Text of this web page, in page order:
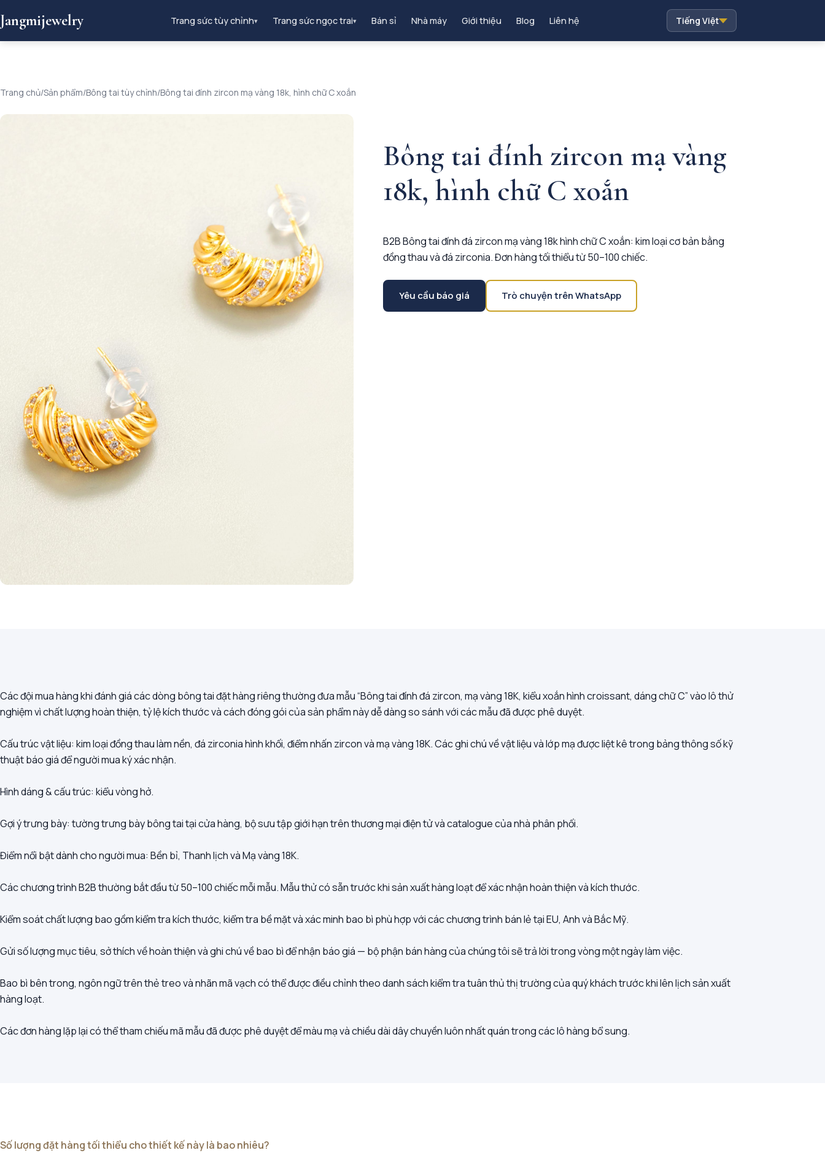
Jangmijewelry Trang sức tùy chỉnh▾ Trang sức ngọc trai▾ Bán sỉ Nhà máy Giới thiệu Blog Liên hệ Tiếng Việt
Trang chủ/Sản phẩm/Bông tai tùy chỉnh/Bông tai đính zircon mạ vàng 18k, hình chữ C xoắn
Bông tai đính zircon mạ vàng
18k, hình chữ C xoắn
B2B Bông tai đính đá zircon mạ vàng 18k hình chữ C xoắn: kim loại cơ bản bằng
đồng thau và đá zirconia. Đơn hàng tối thiểu từ 50–100 chiếc.
Yêu cầu báo giá Trò chuyện trên WhatsApp
Các đội mua hàng khi đánh giá các dòng bông tai đặt hàng riêng thường đưa mẫu “Bông tai đính đá zircon, mạ vàng 18K, kiểu xoắn hình croissant, dáng chữ C” vào lô thử
nghiệm vì chất lượng hoàn thiện, tỷ lệ kích thước và cách đóng gói của sản phẩm này dễ dàng so sánh với các mẫu đã được phê duyệt.
Cấu trúc vật liệu: kim loại đồng thau làm nền, đá zirconia hình khối, điểm nhấn zircon và mạ vàng 18K. Các ghi chú về vật liệu và lớp mạ được liệt kê trong bảng thông số kỹ
thuật báo giá để người mua ký xác nhận.
Hình dáng & cấu trúc: kiểu vòng hở.
Gợi ý trưng bày: tường trưng bày bông tai tại cửa hàng, bộ sưu tập giới hạn trên thương mại điện tử và catalogue của nhà phân phối.
Điểm nổi bật dành cho người mua: Bền bỉ, Thanh lịch và Mạ vàng 18K.
Các chương trình B2B thường bắt đầu từ 50–100 chiếc mỗi mẫu. Mẫu thử có sẵn trước khi sản xuất hàng loạt để xác nhận hoàn thiện và kích thước.
Kiểm soát chất lượng bao gồm kiểm tra kích thước, kiểm tra bề mặt và xác minh bao bì phù hợp với các chương trình bán lẻ tại EU, Anh và Bắc Mỹ.
Gửi số lượng mục tiêu, sở thích về hoàn thiện và ghi chú về bao bì để nhận báo giá — bộ phận bán hàng của chúng tôi sẽ trả lời trong vòng một ngày làm việc.
Bao bì bên trong, ngôn ngữ trên thẻ treo và nhãn mã vạch có thể được điều chỉnh theo danh sách kiểm tra tuân thủ thị trường của quý khách trước khi lên lịch sản xuất
hàng loạt.
Các đơn hàng lặp lại có thể tham chiếu mã mẫu đã được phê duyệt để màu mạ và chiều dài dây chuyền luôn nhất quán trong các lô hàng bổ sung.
Số lượng đặt hàng tối thiểu cho thiết kế này là bao nhiêu?